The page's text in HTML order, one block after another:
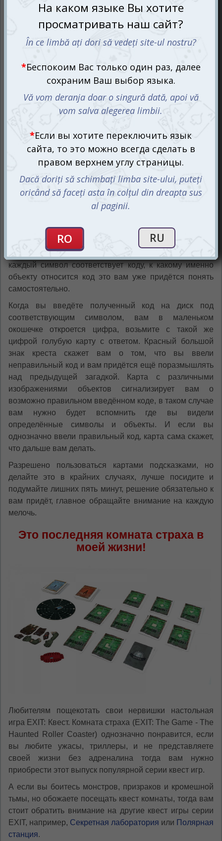
этих жутких аттракционов, вам нужно решить все
Отбросьте страх, нужно
В набор квест игры входит: карты помощи, ответов и
загадок общим количеством 88 штук, книга, диск
декодер, 8 карт монстров, 6 частей тела, таинственный
незнакомец, постамент, лист мухоловки и 9 странных
предметов. Дааа, наборчик конечно тот ещё. Жуть уже
Ваша задача как можно быстрее покинуть комнату
умереть от этого самого животного страха. Надеемся у
вас это получится. Постепенно в книге будут
появляться загадки, их решать вам нужно в том
порядке, в котором они появляются. В процессе вам
двери, чтобы это сделать нужно ввести трёхзначный
шифр на диск декодер. Где взять код? Искать символы
в книге и на карточках загадках и разгадывать их,
каждый символ соответствует коду, к какому именно
объекту относится код это вам уже придётся понять
самостоятельно.
Когда вы введёте полученный код на диск под
соответствующим символом, вам в маленьком
окошечке откроется цифра, возьмите с такой же
цифрой голубую карту с ответом. Красный большой
знак креста скажет вам о том, что вы ввели
неправильный код и вам придётся ещё поразмышлять
над предыдущей загадкой. Карта с различными
изображениями объектов сигнализирует вам о
возможно правильном введённом коде, в таком случае
вам нужно будет вспомнить где вы видели
определённые символы и объекты. И если вы
однозначно ввели правильный код, карта сама скажет,
что дальше вам делать.
Разрешено пользоваться картами подсказками, но
делайте это в крайних случаях, лучше посидите и
подумайте лишних пять минут, решение обязательно к
вам придёт, главное обращайте внимание на каждую
мелочь.
Это последняя комната страха в
моей жизни!
Любителям пощекотать свои нервишки настольная
игра EXIT: Квест. Комната страха (EXIT: The Game - The
Haunted Roller Coaster) однозначно понравится, если
вы любите ужасы, триллеры, и не представляете
своей жизни без адреналина тогда вам нужно
приобрести этот выпуск популярной серии квест игр.
А если вы боитесь монстров, призраков и кромешной
тьмы, но обожаете посещать квест комнаты, тогда вам
стоит обратить внимание на другие квест игры серии
EXIT, например, Секретная лаборатория или Полярная
станция.